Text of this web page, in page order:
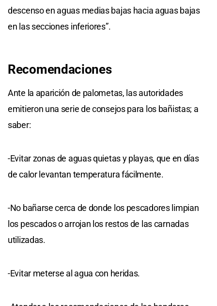
descenso en aguas medias bajas hacia aguas bajas
en las secciones inferiores”.
Recomendaciones
Ante la aparición de palometas, las autoridades
emitieron una serie de consejos para los bañistas; a
saber:
-Evitar zonas de aguas quietas y playas, que en días
de calor levantan temperatura fácilmente.
-No bañarse cerca de donde los pescadores limpian
los pescados o arrojan los restos de las carnadas
utilizadas.
-Evitar meterse al agua con heridas.